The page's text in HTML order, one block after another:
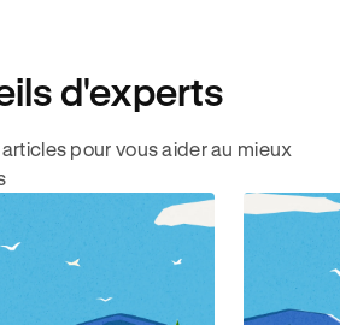
d'experts
pour vous aider au mieux